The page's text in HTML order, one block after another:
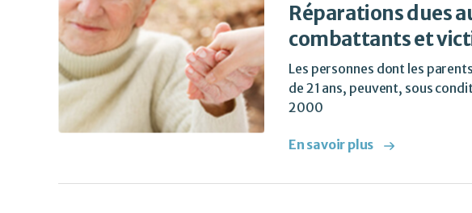
Réparations dues
combattants et
Les personnes dont les
de 21 ans, peuvent, sous
2000
En savoir plus